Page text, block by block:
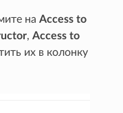
наAccess to
,Access to
их в колонку